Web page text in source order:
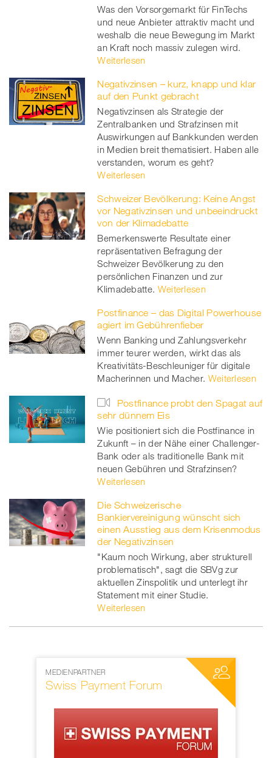
Was den Vorsorgemarkt für FinTechs
und neue Anbieter attraktiv macht und
weshalb die neue Bewegung im Markt
an Kraft noch massiv zulegen wird.
Weiterlesen
Negativzinsen – kurz, knapp und klar
auf den Punkt gebracht
Negativzinsen als Strategie der
Zentralbanken und Strafzinsen mit
Auswirkungen auf Bankkunden werden
in Medien breit thematisiert. Haben alle
verstanden, worum es geht?
Weiterlesen
Schweizer Bevölkerung: Keine Angst
vor Negativzinsen und unbeeindruckt
von der Klimadebatte
Bemerkenswerte Resultate einer
repräsentativen Befragung der
Schweizer Bevölkerung zu den
persönlichen Finanzen und zur
Klimadebatte. Weiterlesen
Postfinance – das Digital Powerhouse
agiert im Gebührenfieber
Wenn Banking und Zahlungsverkehr
immer teurer werden, wirkt das als
Kreativitäts-Beschleuniger für digitale
Macherinnen und Macher. Weiterlesen
Postfinance probt den Spagat auf
sehr dünnem Eis
Wie positioniert sich die Postfinance in
Zukunft – in der Nähe einer Challenger-
Bank oder als traditionelle Bank mit
neuen Gebühren und Strafzinsen?
Weiterlesen
Die Schweizerische
Bankiervereinigung wünscht sich
einen Ausstieg aus dem Krisenmodus
der Negativzinsen
"Kaum noch Wirkung, aber strukturell
problematisch", sagt die SBVg zur
aktuellen Zinspolitik und unterlegt ihr
Statement mit einer Studie.
Weiterlesen
MEDIENPARTNER
Swiss Payment Forum